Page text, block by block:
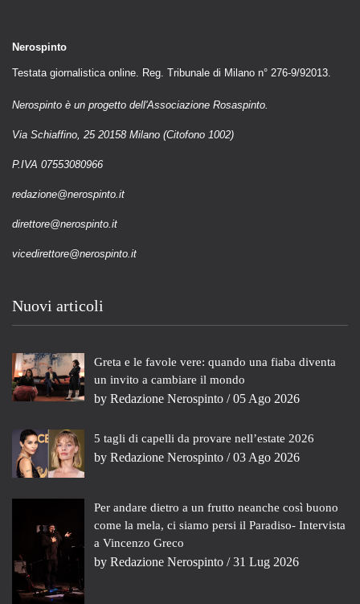
Nerospinto
Testata giornalistica online. Reg. Tribunale di Milano n° 276-9/92013.
Nerospinto è un progetto dell'Associazione Rosaspinto.
Via Schiaffino, 25 20158 Milano (Citofono 1002)
P.IVA 07553080966
redazione@nerospinto.it
direttore@nerospinto.it
vicedirettore@nerospinto.it
Nuovi articoli
Greta e le favole vere: quando una fiaba diventa
un invito a cambiare il mondo
by Redazione Nerospinto / 05 Ago 2026
5 tagli di capelli da provare nell’estate 2026
by Redazione Nerospinto / 03 Ago 2026
Per andare dietro a un frutto neanche così buono
come la mela, ci siamo persi il Paradiso- Intervista
a Vincenzo Greco
by Redazione Nerospinto / 31 Lug 2026